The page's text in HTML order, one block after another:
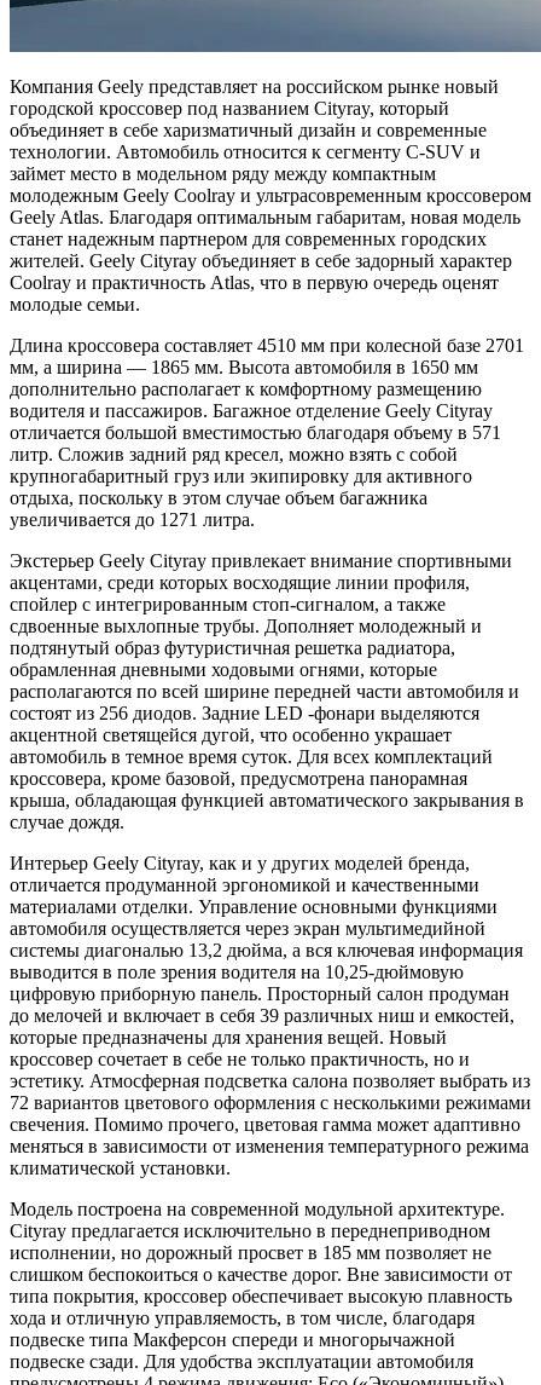
Компания Geely представляет на российском рынке новый
городской кроссовер под названием Cityray, который
объединяет в себе харизматичный дизайн и современные
технологии. Автомобиль относится к сегменту C-SUV и
займет место в модельном ряду между компактным
молодежным Geely Coolray и ультрасовременным кроссовером
Geely Atlas. Благодаря оптимальным габаритам, новая модель
станет надежным партнером для современных городских
жителей. Geely Cityray объединяет в себе задорный характер
Coolray и практичность Atlas, что в первую очередь оценят
молодые семьи.
Длина кроссовера составляет 4510 мм при колесной базе 2701
мм, а ширина — 1865 мм. Высота автомобиля в 1650 мм
дополнительно располагает к комфортному размещению
водителя и пассажиров. Багажное отделение Geely Cityray
отличается большой вместимостью благодаря объему в 571
литр. Сложив задний ряд кресел, можно взять с собой
крупногабаритный груз или экипировку для активного
отдыха, поскольку в этом случае объем багажника
увеличивается до 1271 литра.
Экстерьер Geely Cityray привлекает внимание спортивными
акцентами, среди которых восходящие линии профиля,
спойлер с интегрированным стоп-сигналом, а также
сдвоенные выхлопные трубы. Дополняет молодежный и
подтянутый образ футуристичная решетка радиатора,
обрамленная дневными ходовыми огнями, которые
располагаются по всей ширине передней части автомобиля и
состоят из 256 диодов. Задние LED -фонари выделяются
акцентной светящейся дугой, что особенно украшает
автомобиль в темное время суток. Для всех комплектаций
кроссовера, кроме базовой, предусмотрена панорамная
крыша, обладающая функцией автоматического закрывания в
случае дождя.
Интерьер Geely Cityray, как и у других моделей бренда,
отличается продуманной эргономикой и качественными
материалами отделки. Управление основными функциями
автомобиля осуществляется через экран мультимедийной
системы диагональю 13,2 дюйма, а вся ключевая информация
выводится в поле зрения водителя на 10,25-дюймовую
цифровую приборную панель. Просторный салон продуман
до мелочей и включает в себя 39 различных ниш и емкостей,
которые предназначены для хранения вещей. Новый
кроссовер сочетает в себе не только практичность, но и
эстетику. Атмосферная подсветка салона позволяет выбрать из
72 вариантов цветового оформления с несколькими режимами
свечения. Помимо прочего, цветовая гамма может адаптивно
меняться в зависимости от изменения температурного режима
климатической установки.
Модель построена на современной модульной архитектуре.
Cityray предлагается исключительно в переднеприводном
исполнении, но дорожный просвет в 185 мм позволяет не
слишком беспокоиться о качестве дорог. Вне зависимости от
типа покрытия, кроссовер обеспечивает высокую плавность
хода и отличную управляемость, в том числе, благодаря
подвеске типа Макферсон спереди и многорычажной
подвеске сзади. Для удобства эксплуатации автомобиля